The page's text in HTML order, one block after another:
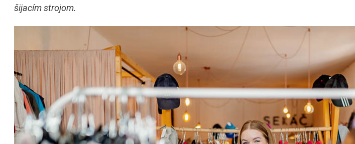
šijacím strojom.